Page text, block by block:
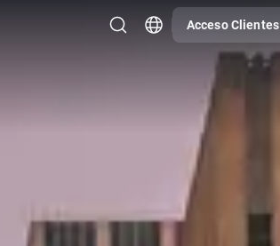
Acceso Clientes